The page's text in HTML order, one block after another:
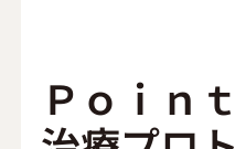
Ｐｏｉｎ